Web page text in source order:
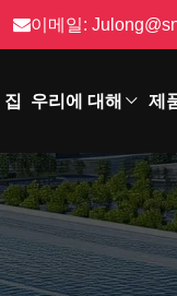
이메일:
집 우리에 대해 제